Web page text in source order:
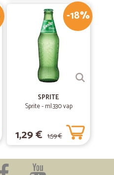
-18%
SPRITE
Sprite - ml.330 vap
1,29 € 1,59 €